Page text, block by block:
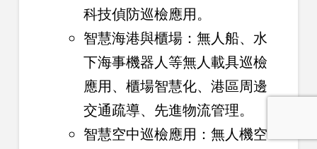
科技偵防巡檢應用。
智慧海港與櫃場：無人船、水
下海事機器人等無人載具巡檢
應用、櫃場智慧化、港區周邊
交通疏導、先進物流管理。
智慧空中巡檢應用：無人機空